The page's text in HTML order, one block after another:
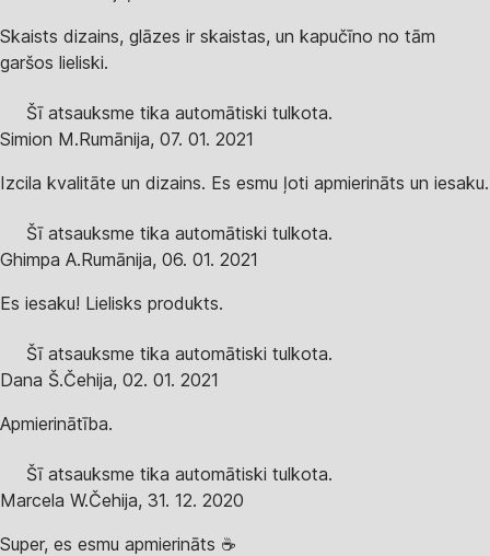
Skaists dizains, glāzes ir skaistas, un kapučīno no tām
garšos lieliski.
Šī atsauksme tika automātiski tulkota.
Simion M.Rumānija, 07. 01. 2021
Izcila kvalitāte un dizains. Es esmu ļoti apmierināts un iesaku.
Šī atsauksme tika automātiski tulkota.
Ghimpa A.Rumānija, 06. 01. 2021
Es iesaku! Lielisks produkts.
Šī atsauksme tika automātiski tulkota.
Dana Š.Čehija, 02. 01. 2021
Apmierinātība.
Šī atsauksme tika automātiski tulkota.
Marcela W.Čehija, 31. 12. 2020
Super, es esmu apmierināts ☕